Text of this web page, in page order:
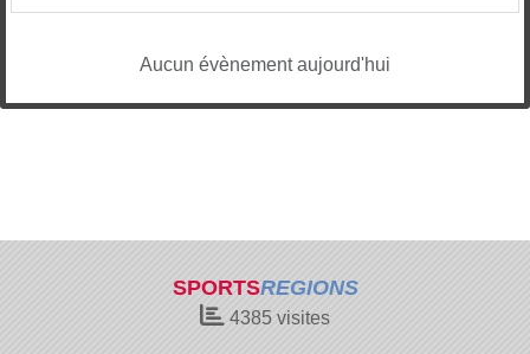
Aucun évènement aujourd'hui
SPORTSREGIONS
4385 visites